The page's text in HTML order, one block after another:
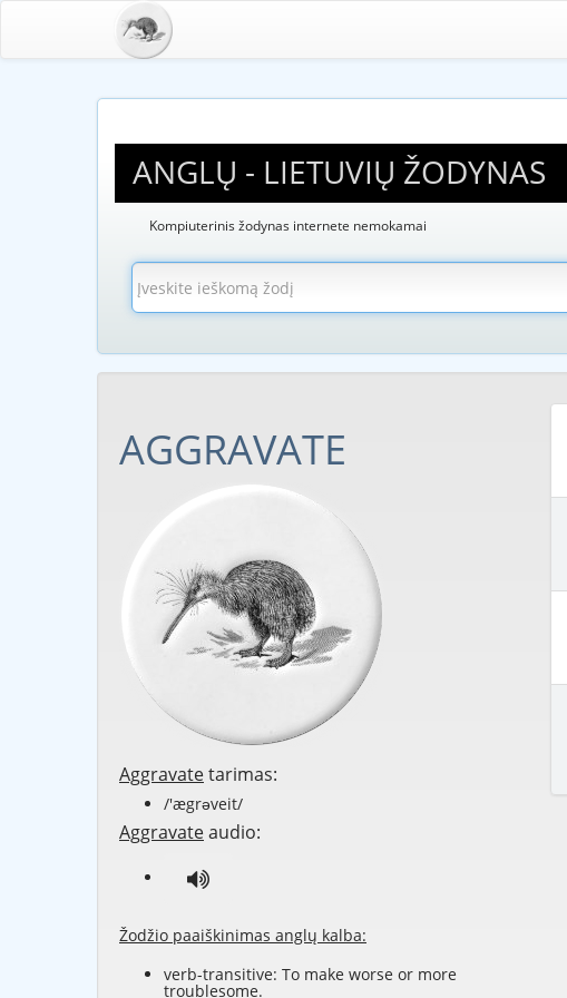
ANGLŲ - LIETUVIŲ ŽODYNAS
Kompiuterinis žodynas internete nemokamai
AGGRAVATE
Aggravatetarimas:
/'ægrəveit/
Aggravateaudio:
Žodžio paaiškinimas anglų kalba:
verb-transitive: To make worse or more
troublesome.